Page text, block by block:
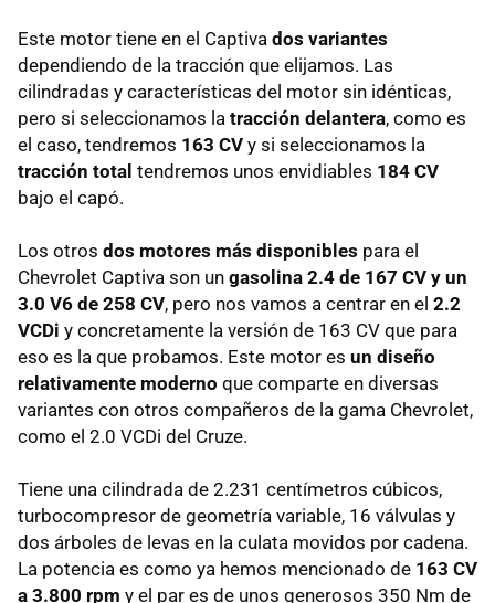
Este motor tiene en el Captiva dos variantes
dependiendo de la tracción que elijamos. Las
cilindradas y características del motor sin idénticas,
pero si seleccionamos la tracción delantera, como es
el caso, tendremos 163 CV y si seleccionamos la
tracción total tendremos unos envidiables 184 CV
bajo el capó.
Los otros dos motores más disponibles para el
Chevrolet Captiva son un gasolina 2.4 de 167 CV y un
3.0 V6 de 258 CV, pero nos vamos a centrar en el 2.2
VCDi y concretamente la versión de 163 CV que para
eso es la que probamos. Este motor es un diseño
relativamente moderno que comparte en diversas
variantes con otros compañeros de la gama Chevrolet,
como el 2.0 VCDi del Cruze.
Tiene una cilindrada de 2.231 centímetros cúbicos,
turbocompresor de geometría variable, 16 válvulas y
dos árboles de levas en la culata movidos por cadena.
La potencia es como ya hemos mencionado de 163 CV
a 3.800 rpm y el par es de unos generosos 350 Nm de